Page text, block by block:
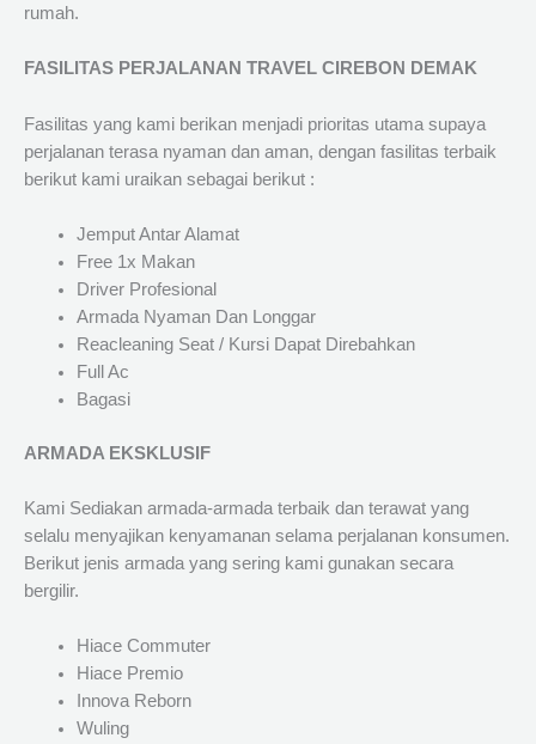
rumah.
FASILITAS PERJALANAN TRAVEL CIREBON DEMAK
Fasilitas yang kami berikan menjadi prioritas utama supaya
perjalanan terasa nyaman dan aman, dengan fasilitas terbaik
berikut kami uraikan sebagai berikut :
Jemput Antar Alamat
Free 1x Makan
Driver Profesional
Armada Nyaman Dan Longgar
Reacleaning Seat / Kursi Dapat Direbahkan
Full Ac
Bagasi
ARMADA EKSKLUSIF
Kami Sediakan armada-armada terbaik dan terawat yang
selalu menyajikan kenyamanan selama perjalanan konsumen.
Berikut jenis armada yang sering kami gunakan secara
bergilir.
Hiace Commuter
Hiace Premio
Innova Reborn
Wuling